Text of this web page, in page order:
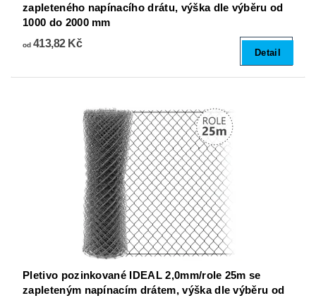
zapleteného napínacího drátu, výška dle výběru od
1000 do 2000 mm
od413,82 Kč
Detail
Pletivo pozinkované IDEAL 2,0mm/role 25m se
zapleteným napínacím drátem, výška dle výběru od